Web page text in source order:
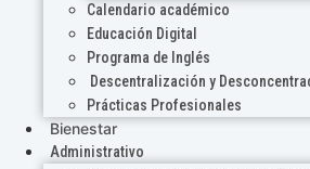
Calendario académico
Educación Digital
Programa de Inglés
Descentralización y
Prácticas Profesionales
Bienestar
Administrativo